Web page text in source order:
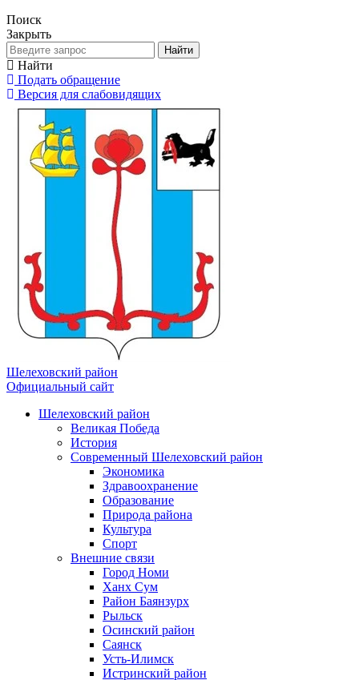
Поиск
Закрыть
Найти
Найти
Подать обращение
Версия для слабовидящих
Шелеховский район
Официальный сайт
Шелеховский район
Великая Победа
История
Современный Шелеховский район
Экономика
Здравоохранение
Образование
Природа района
Культура
Спорт
Внешние связи
Город Номи
Ханх Сум
Район Баянзурх
Рыльск
Осинский район
Саянск
Усть-Илимск
Истринский район